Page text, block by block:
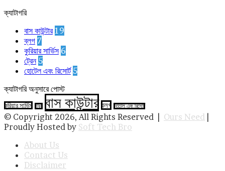
ক্যাটাগরি
বাস কাউন্টার 19
ব্লগ 7
কুরিয়ার সার্ভিস 6
ট্রেন 5
হোটেল এবং রিসোর্ট 5
ক্যাটাগরি অনুসারে পোস্ট
কুরিয়ার সার্ভিস ট্রেন বাস কাউন্টার ব্লগ হোটেল এবং রিসোর্ট
© Copyright 2026, All Rights Reserved | Ours Need |
Proudly Hosted by Soft Tech Bro
About Us
Contact Us
Disclaimer